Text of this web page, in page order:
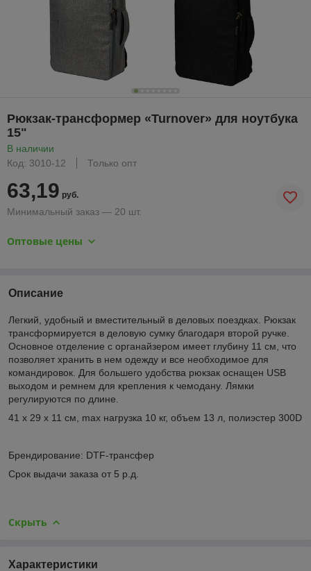
Рюкзак-трансформер «Turnover» для ноутбука
15"
В наличии
Код: 3010-12
Только опт
63,19 руб.
Минимальный заказ — 20 шт.
Оптовые цены
Описание
Легкий, удобный и вместительный в деловых поездках. Рюкзак
трансформируется в деловую сумку благодаря второй ручке.
Основное отделение с органайзером имеет глубину 11 см, что
позволяет хранить в нем одежду и все необходимое для
командировок. Для большего удобства рюкзак оснащен USB
выходом и ремнем для крепления к чемодану. Лямки
регулируются по длине.
41 х 29 х 11 см, max нагрузка 10 кг, объем 13 л, полиэстер 300D
Брендирование: DTF-трансфер
Срок выдачи заказа от 5 р.д.
Скрыть
Характеристики